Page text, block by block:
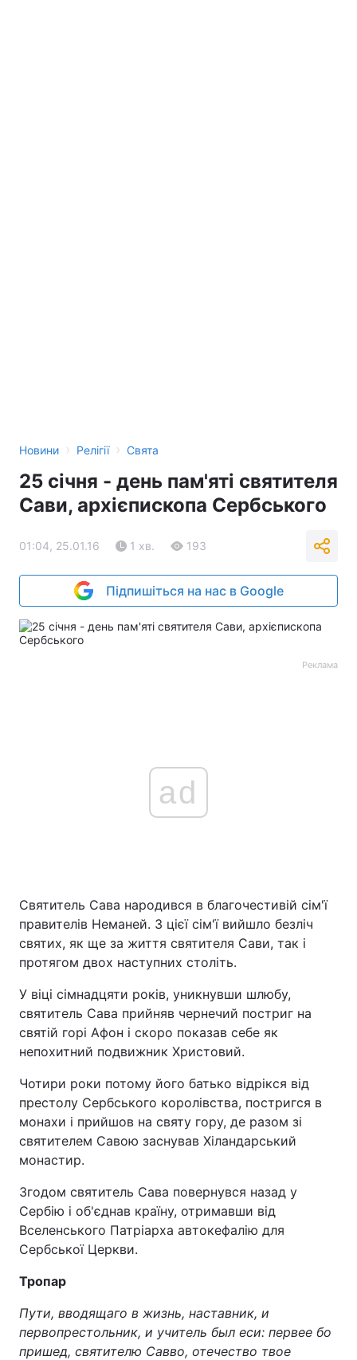
Новини › Релігії › Свята
25 січня - день пам'яті святителя
Сави, архієпископа Сербського
01:04, 25.01.16 1 хв. 193
Підпишіться на нас в Google
Реклама
ad
Святитель Сава народився в благочестивій сім'ї
правителів Неманей. З цієї сім'ї вийшло безліч
святих, як ще за життя святителя Сави, так і
протягом двох наступних століть.
У віці сімнадцяти років, уникнувши шлюбу,
святитель Сава прийняв чернечий постриг на
святій горі Афон і скоро показав себе як
непохитний подвижник Христовий.
Чотири роки потому його батько відрікся від
престолу Сербського королівства, постригся в
монахи і прийшов на святу гору, де разом зі
святителем Савою заснував Хіландарський
монастир.
Згодом святитель Сава повернувся назад у
Сербію і об'єднав країну, отримавши від
Вселенського Патріарха автокефалію для
Сербської Церкви.
Тропар
Пути, вводящаго в жизнь, наставник, и
первопрестольник, и учитель был еси: первее бо
пришед, святителю Савво, отечество твое